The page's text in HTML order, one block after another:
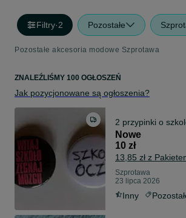
Filtry·2 Pozostałe
Pozostałe akcesoria modowe Szprotawa
ZNALEŹLIŚMY 100 OGŁOSZEŃ
Jak pozycjonowane są ogłoszenia?
2 przypinki o
Nowe
10 zł
13,85 zł z
Szprotawa
23 lipca 2026
Inny